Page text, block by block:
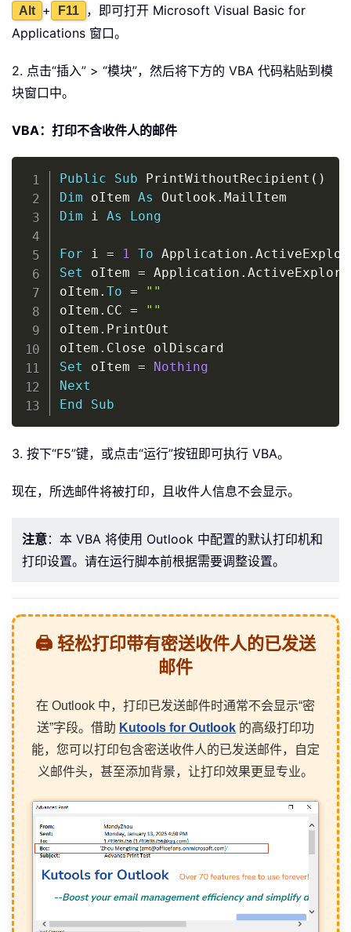
Alt + F11
，即可打开 Microsoft Visual Basic for
Applications 窗口。
2. 点击“插入” > “模块”，然后将下方的 VBA 代码粘贴到模
块窗口中。
VBA：打印不含收件人的邮件
Public Sub PrintWithoutRecipient ( )
Dim oItem As Outlook .
Dim i As Long
For i = 1 To Application .
Set oItem = Application .
oItem . To =
""
oItem . CC =
""
oItem . PrintOut
oItem .
Set oItem =
Nothing
Next
End
Sub
Copy
3. 按下“F5”键，或点击“运行”按钮即可执行 VBA。
现在，所选邮件将被打印，且收件人信息不会显示。
注意：本 VBA 将使用 Outlook 中配置的默认打印机和
打印设置。请在运行脚本前根据需要调整设置。
🖨️ 轻松打印带有密送收件人的已发送
邮件
在 Outlook 中，打印已发送邮件时通常不会显示“密
送”字段。借助 Kutools for Outlook 的高级打印功
能，您可以打印包含密送收件人的已发送邮件，自定
义邮件头，甚至添加背景，让打印效果更显专业。